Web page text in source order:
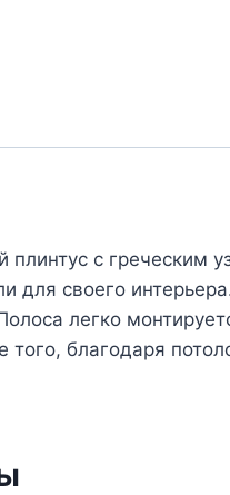
плинтус с греческим
для своего
легко
благодаря